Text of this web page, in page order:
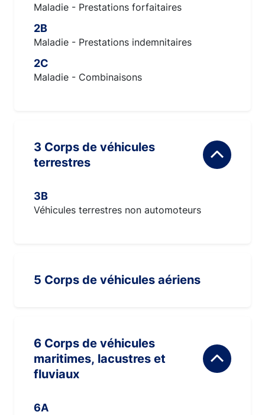
Maladie - Prestations forfaitaires
2B
Maladie - Prestations indemnitaires
2C
Maladie - Combinaisons
3 Corps de véhicules
terrestres
3B
Véhicules terrestres non automoteurs
5 Corps de véhicules aériens
6 Corps de véhicules
maritimes, lacustres et
fluviaux
6A